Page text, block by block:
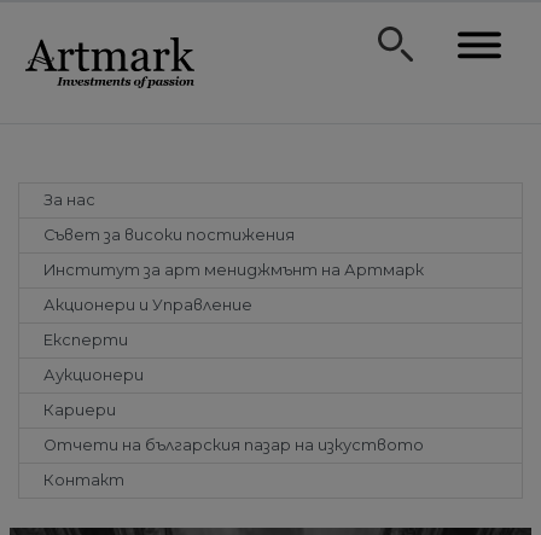
За нас
Съвет за високи постижения
Институт за арт мениджмънт на Артмарк
Акционери и Управление
Експерти
Аукционери
Кариери
Отчети на българския пазар на изкуството
Контакт